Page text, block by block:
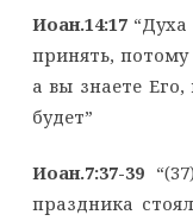
Иоан.14:17“Духа
принять,
а вы знаете
будет”
Иоан.7:37-39
праздника